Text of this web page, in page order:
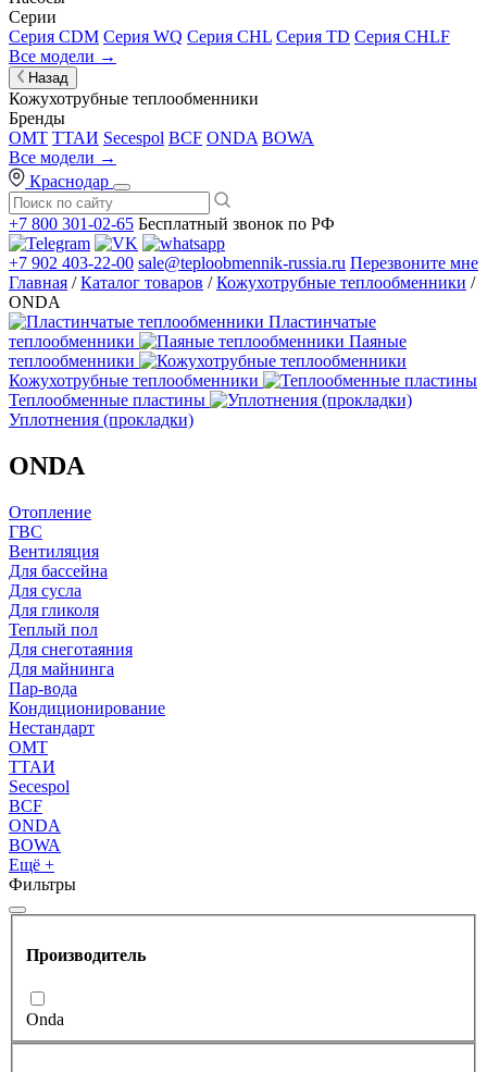
Серии
Серия CDM Серия WQ Серия CHL Серия TD Серия CHLF
Все модели →
Назад
Кожухотрубные теплообменники
Бренды
OMT ТТАИ Secespol BCF ONDA BOWA
Все модели →
Краснодар
+7 800 301-02-65 Бесплатный звонок по РФ
+7 902 403-22-00 sale@teploobmennik-russia.ru Перезвоните мне
Главная /Каталог товаров /Кожухотрубные теплообменники /
ONDA
Пластинчатые
теплообменники
Паяные
теплообменники
Кожухотрубные теплообменники
Теплообменные пластины
Уплотнения (прокладки)
ONDA
Отопление
ГВС
Вентиляция
Для бассейна
Для сусла
Для гликоля
Теплый пол
Для снеготаяния
Для майнинга
Пар-вода
Кондиционирование
Нестандарт
OMT
ТТАИ
Secespol
BCF
ONDA
BOWA
Ещё +
Фильтры
Производитель
Onda